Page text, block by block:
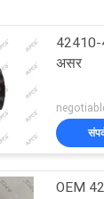
42410-
असर
OEM